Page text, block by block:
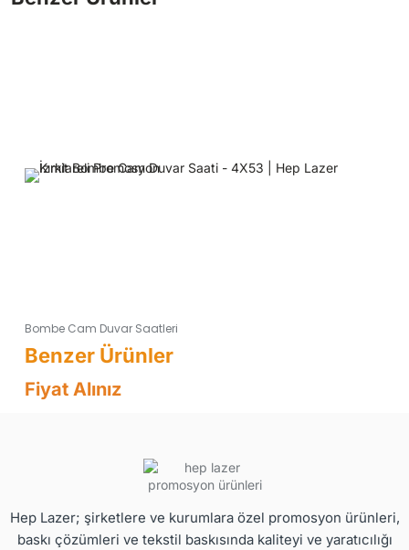
Bombe Cam Duvar Saatleri
Fiyat Alınız
Hep Lazer; şirketlere ve kurumlara özel promosyon ürünleri,
baskı çözümleri ve tekstil baskısında kaliteyi ve yaratıcılığı